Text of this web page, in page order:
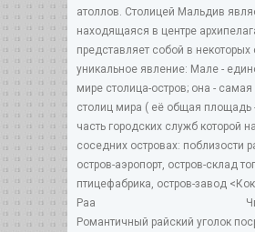
атоллов. Столицей Мальдив
находящаяся в центре
представляет собой в некоторых
уникальное явление: Мале -
мире столица-остров; она -
столиц мира ( её общая площадь
часть городских служб которой
соседних островах: поблизости
остров-аэропорт, остров-склад
птицефабрика, остров-завод
Раа
Романтичный райский уголок